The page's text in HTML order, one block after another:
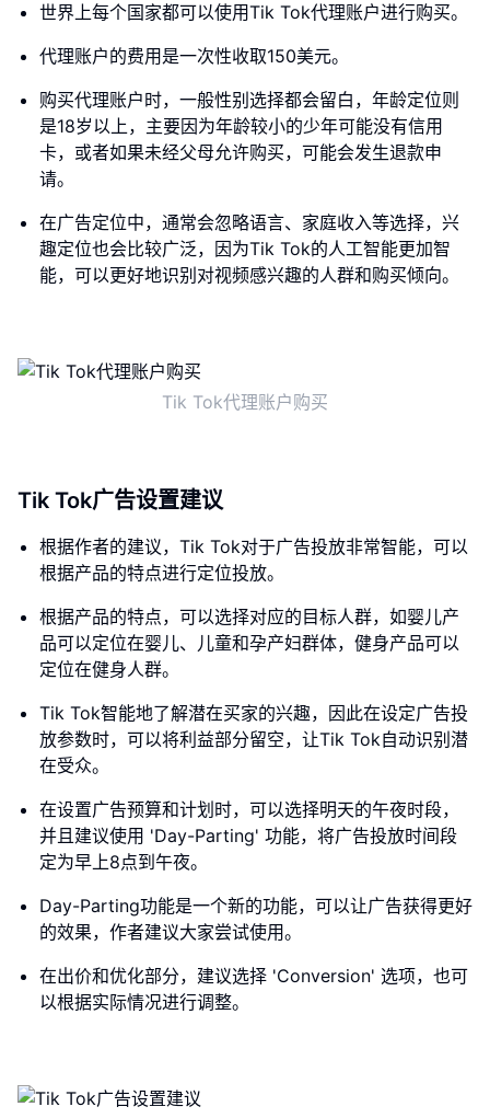
世界上每个国家都可以使用Tik Tok代理账户进行购买。
代理账户的费用是一次性收取150美元。
购买代理账户时，一般性别选择都会留白，年龄定位则
是18岁以上，主要因为年龄较小的少年可能没有信用
卡，或者如果未经父母允许购买，可能会发生退款申
请。
在广告定位中，通常会忽略语言、家庭收入等选择，兴
趣定位也会比较广泛，因为Tik Tok的人工智能更加智
能，可以更好地识别对视频感兴趣的人群和购买倾向。
Tik Tok代理账户购买
Tik Tok广告设置建议
根据作者的建议，Tik Tok对于广告投放非常智能，可以
根据产品的特点进行定位投放。
根据产品的特点，可以选择对应的目标人群，如婴儿产
品可以定位在婴儿、儿童和孕产妇群体，健身产品可以
定位在健身人群。
Tik Tok智能地了解潜在买家的兴趣，因此在设定广告投
放参数时，可以将利益部分留空，让Tik Tok自动识别潜
在受众。
在设置广告预算和计划时，可以选择明天的午夜时段，
并且建议使用 'Day-Parting' 功能，将广告投放时间段
定为早上8点到午夜。
Day-Parting功能是一个新的功能，可以让广告获得更好
的效果，作者建议大家尝试使用。
在出价和优化部分，建议选择 'Conversion' 选项，也可
以根据实际情况进行调整。